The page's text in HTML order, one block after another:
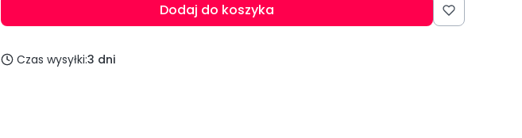
Dodaj do koszyka
Czas wysyłki:3 dni